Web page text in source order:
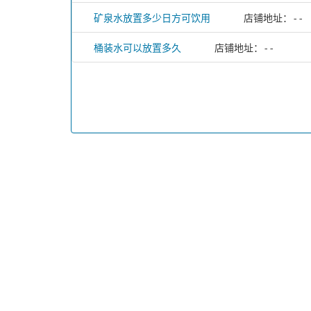
矿泉水放置多少日方可饮用 店铺地址：--
桶装水可以放置多久 店铺地址：--